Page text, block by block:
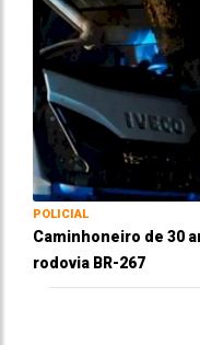
POLICIAL
Caminhoneiro de 30
rodovia BR-267